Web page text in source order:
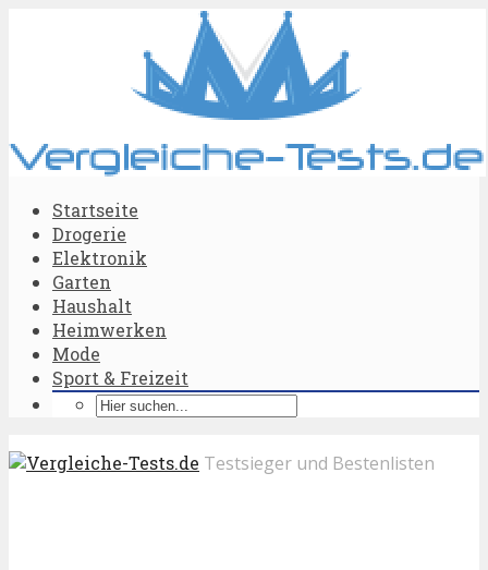
Startseite
Drogerie
Elektronik
Garten
Haushalt
Heimwerken
Mode
Sport & Freizeit
Testsieger und Bestenlisten